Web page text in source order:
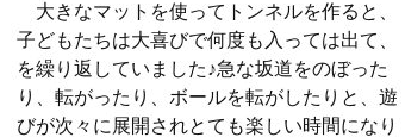
大きなマットを使ってトンネルを作ると、
子どもたちは大喜びで何度も入っては出て、
を繰り返していました♪急な坂道をのぼった
り、転がったり、ボールを転がしたりと、遊
びが次々に展開されとても楽しい時間になり